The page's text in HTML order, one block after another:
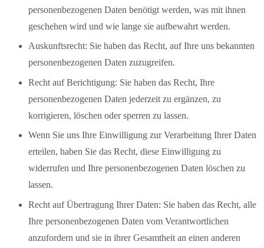
personenbezogenen Daten benötigt werden, was mit ihnen
geschehen wird und wie lange sie aufbewahrt werden.
Auskunftsrecht: Sie haben das Recht, auf Ihre uns bekannten
personenbezogenen Daten zuzugreifen.
Recht auf Berichtigung: Sie haben das Recht, Ihre
personenbezogenen Daten jederzeit zu ergänzen, zu
korrigieren, löschen oder sperren zu lassen.
Wenn Sie uns Ihre Einwilligung zur Verarbeitung Ihrer Daten
erteilen, haben Sie das Recht, diese Einwilligung zu
widerrufen und Ihre personenbezogenen Daten löschen zu
lassen.
Recht auf Übertragung Ihrer Daten: Sie haben das Recht, alle
Ihre personenbezogenen Daten vom Verantwortlichen
anzufordern und sie in ihrer Gesamtheit an einen anderen